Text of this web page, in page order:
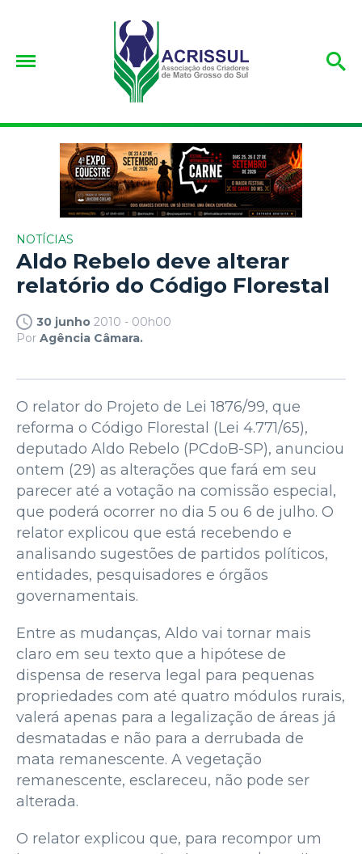
NOTÍCIAS
Aldo Rebelo deve alterar
relatório do Código Florestal
30 junho 2010 - 00h00
Por Agência Câmara.
O relator do Projeto de Lei 1876/99, que
reforma o Código Florestal (Lei 4.771/65),
deputado Aldo Rebelo (PCdoB-SP), anunciou
ontem (29) as alterações que fará em seu
parecer até a votação na comissão especial,
que poderá ocorrer no dia 5 ou 6 de julho. O
relator explicou que está recebendo e
analisando sugestões de partidos políticos,
entidades, pesquisadores e órgãos
governamentais.
Entre as mudanças, Aldo vai tornar mais
claro em seu texto que a hipótese de
dispensa de reserva legal para pequenas
propriedades com até quatro módulos rurais,
valerá apenas para a legalização de áreas já
desmatadas e não para a derrubada de
mata remanescente. A vegetação
remanescente, esclareceu, não pode ser
alterada.
O relator explicou que, para recompor um